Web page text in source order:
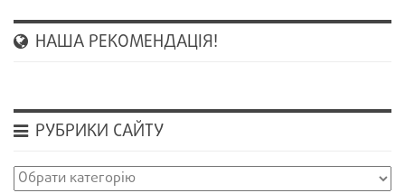
НАША РЕКОМЕНДАЦІЯ!
РУБРИКИ САЙТУ
Рубрики